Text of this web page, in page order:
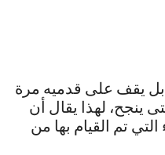
يقف على قدميه مرة
ينجح، لهذا يقال أن
تم القيام بها من